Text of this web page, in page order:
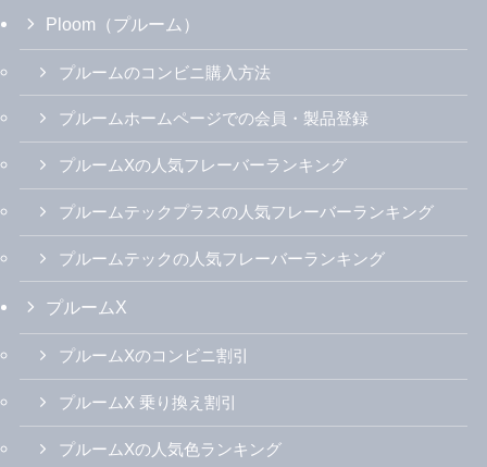
Ploom（プルーム）
プルームのコンビニ購入方法
プルームホームページでの会員・製品登録
プルームXの人気フレーバーランキング
プルームテックプラスの人気フレーバーランキング
プルームテックの人気フレーバーランキング
プルームX
プルームXのコンビニ割引
プルームX 乗り換え割引
プルームXの人気色ランキング